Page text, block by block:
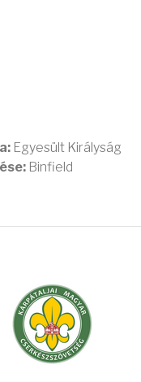
Egyesült Királyság
Binfield